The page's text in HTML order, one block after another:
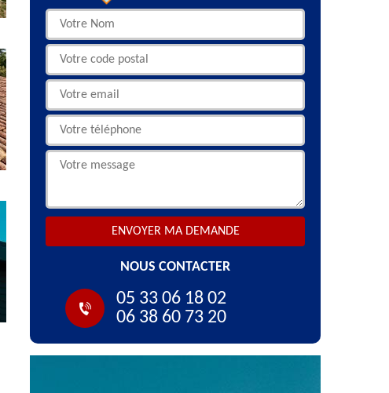
NOUS CONTACTER
05 33 06 18 02
06 38 60 73 20